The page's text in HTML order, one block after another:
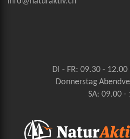
DI - FR: 09.30 -
Donnerstag
SA: 09.00 -